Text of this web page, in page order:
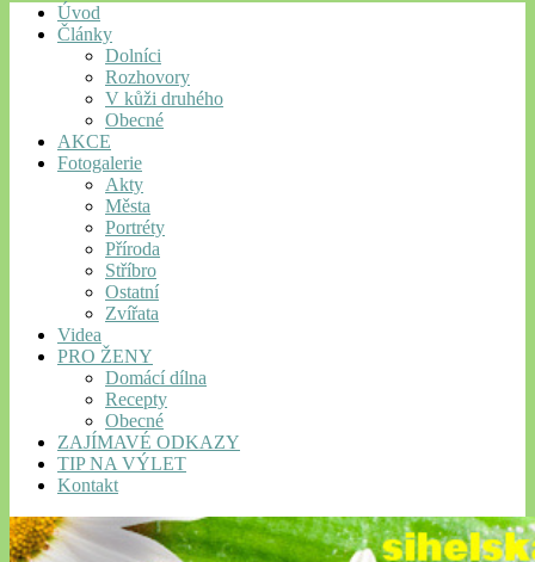
Úvod
Články
Dolníci
Rozhovory
V kůži druhého
Obecné
AKCE
Fotogalerie
Akty
Města
Portréty
Příroda
Stříbro
Ostatní
Zvířata
Videa
PRO ŽENY
Domácí dílna
Recepty
Obecné
ZAJÍMAVÉ ODKAZY
TIP NA VÝLET
Kontakt